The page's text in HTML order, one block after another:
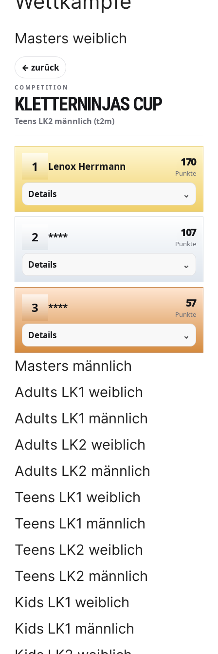
Masters weiblich
← zurück
COMPETITION
KLETTERNINJAS CUP
Teens LK2 männlich (t2m)
1 Lenox Herrmann 170
Punkte
Details
2 **** 107
Punkte
Details
3 **** 57
Punkte
Details
Masters männlich
Adults LK1 weiblich
Adults LK1 männlich
Adults LK2 weiblich
Adults LK2 männlich
Teens LK1 weiblich
Teens LK1 männlich
Teens LK2 weiblich
Teens LK2 männlich
Kids LK1 weiblich
Kids LK1 männlich